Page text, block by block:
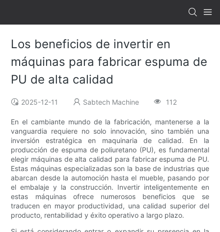
Los beneficios de invertir en
máquinas para fabricar espuma de
PU de alta calidad
2025-12-11 Sabtech Machine 112
En el cambiante mundo de la fabricación, mantenerse a la
vanguardia requiere no solo innovación, sino también una
inversión estratégica en maquinaria de calidad. En la
producción de espuma de poliuretano (PU), es fundamental
elegir máquinas de alta calidad para fabricar espuma de PU.
Estas máquinas especializadas son la base de industrias que
abarcan desde la automoción hasta el mueble, pasando por
el embalaje y la construcción. Invertir inteligentemente en
estas máquinas ofrece numerosos beneficios que se
traducen en mayor productividad, una calidad superior del
producto, rentabilidad y éxito operativo a largo plazo.